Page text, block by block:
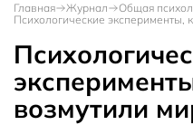
Главная Журнал
Общая
Психологические эксперименты,
возмутили